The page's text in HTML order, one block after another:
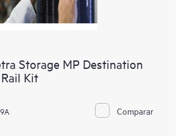
Storage MP Destination
Kit
Comparar